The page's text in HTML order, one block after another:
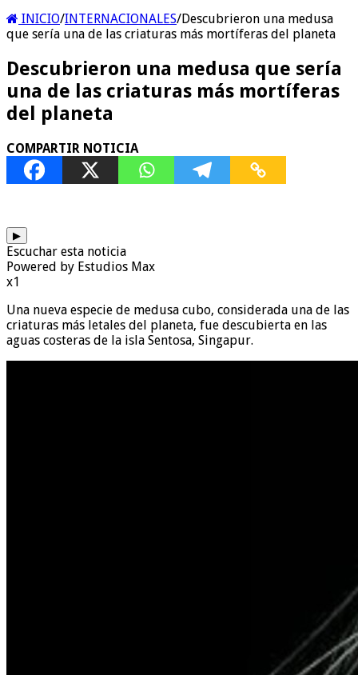
INICIO/INTERNACIONALES/Descubrieron una medusa
que sería una de las criaturas más mortíferas del planeta
Descubrieron una medusa que sería
una de las criaturas más mortíferas
del planeta
COMPARTIR NOTICIA
▶
Escuchar esta noticia
Powered by Estudios Max
x1
Una nueva especie de medusa cubo, considerada una de las
criaturas más letales del planeta, fue descubierta en las
aguas costeras de la isla Sentosa, Singapur.